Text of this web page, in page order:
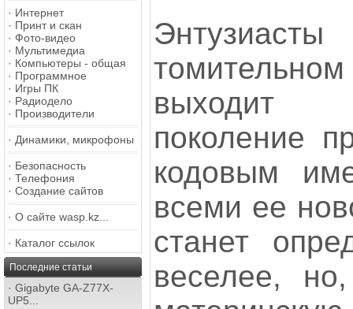
· Интернет
· Принт и скан
· Фото-видео
· Мультимедиа
· Компьютеры - общая
· Программное
· Игры ПК
· Радиодело
· Производители
· Динамики, микрофоны
· Безопасность
· Телефония
· Создание сайтов
· О сайте wasp.kz...
· Каталог ссылок
Последние статьи
· Gigabyte GA-Z77X-
UP5...
выходит
поколение
кодовым
всеми ее
станет
веселее,